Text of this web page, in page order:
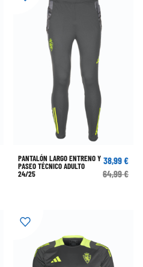
PANTALÓN LARGO ENTRENO Y
PASEO TÉCNICO ADULTO
24/25
38,99 €
64,99 €